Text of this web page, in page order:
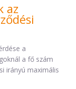
az
a
a fő szám
irányú maximális